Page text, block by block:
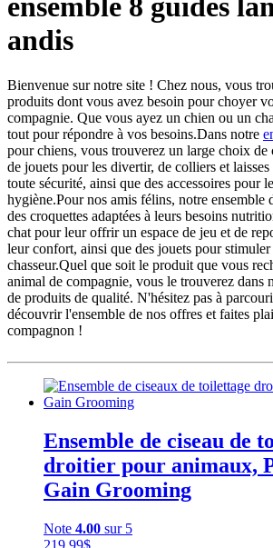
ensemble 8 guides
andis
Bienvenue sur notre site ! Chez nous, vous
produits dont vous avez besoin pour choyer
compagnie. Que vous ayez un chien ou un
tout pour répondre à vos besoins.Dans notre
pour chiens, vous trouverez un large choix de
de jouets pour les divertir, de colliers et
toute sécurité, ainsi que des accessoires pour
hygiène.Pour nos amis félins, notre ensemble
des croquettes adaptées à leurs besoins
chat pour leur offrir un espace de jeu et de
leur confort, ainsi que des jouets pour
chasseur.Quel que soit le produit que vous
animal de compagnie, vous le trouverez dans
de produits de qualité. N'hésitez pas à
découvrir l'ensemble de nos offres et faites
compagnon !
Ensemble de ciseau de
droitier pour animaux,
Gain Grooming
Note 4.00 sur 5
219.99$